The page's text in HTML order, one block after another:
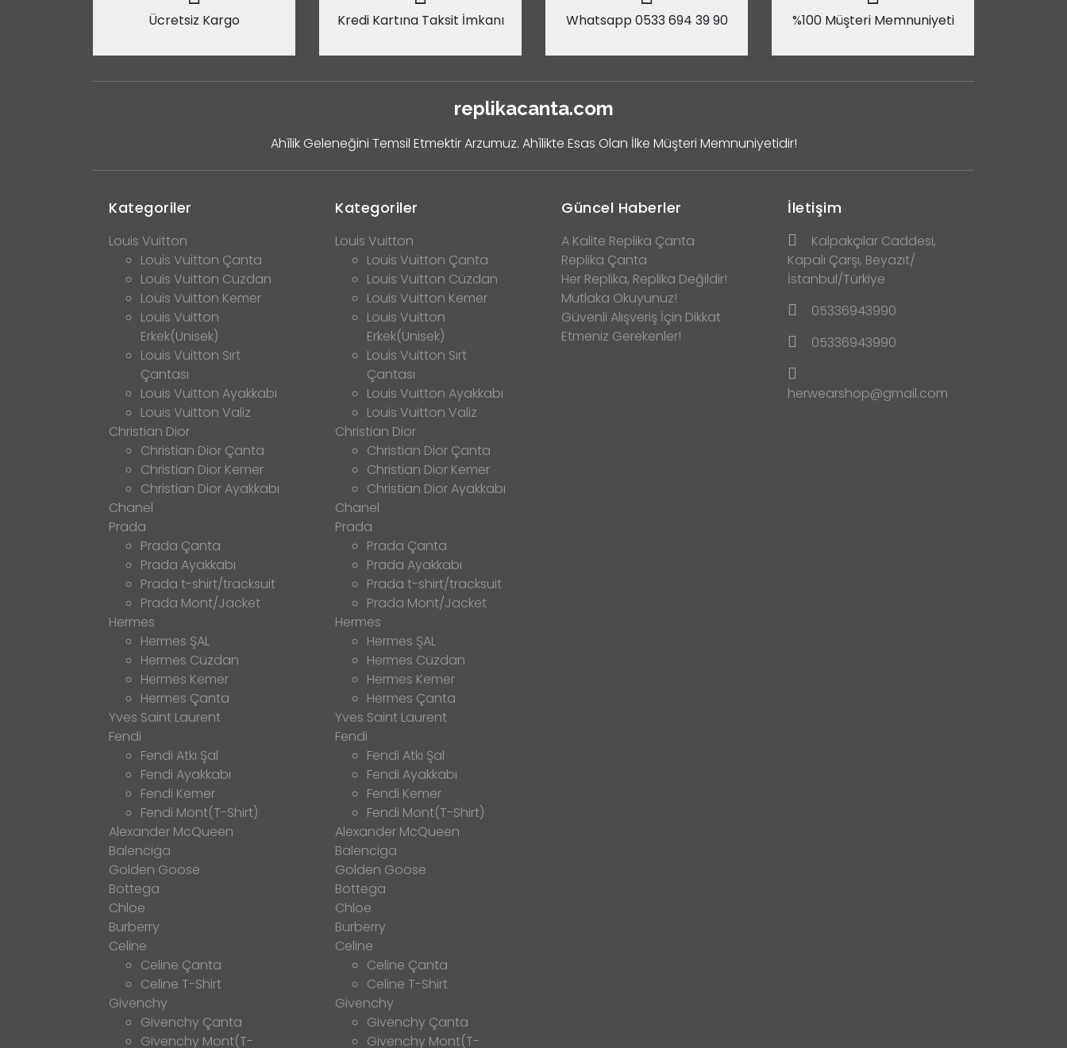
Ücretsiz Kargo Kredi Kartına Taksit İmkanı Whatsapp 0533 694 39 90 %100 Müşteri Memnuniyeti
replikacanta.com
Ahîlik Geleneğini Temsil Etmektir Arzumuz. Ahîlikte Esas Olan İlke Müşteri Memnuniyetidir!
Kategoriler
Louis Vuitton
Louis Vuitton Çanta
Louis Vuitton Cüzdan
Louis Vuitton Kemer
Louis Vuitton
Erkek(Unisek)
Louis Vuitton Sırt
Çantası
Louis Vuitton Ayakkabı
Louis Vuitton Valiz
Christian Dior
Christian Dior Çanta
Christian Dior Kemer
Christian Dior Ayakkabı
Chanel
Prada
Prada Çanta
Prada Ayakkabı
Prada t-shirt/tracksuit
Prada Mont/Jacket
Hermes
Hermes ŞAL
Hermes Cüzdan
Hermes Kemer
Hermes Çanta
Yves Saint Laurent
Fendi
Fendi Atkı Şal
Fendi Ayakkabı
Fendi Kemer
Fendi Mont(T-Shirt)
Alexander McQueen
Balenciga
Golden Goose
Bottega
Chloe
Burberry
Celine
Celine Çanta
Celine T-Shirt
Givenchy
Givenchy Çanta
Givenchy Mont(T-
Kategoriler
Louis Vuitton
Louis Vuitton Çanta
Louis Vuitton Cüzdan
Louis Vuitton Kemer
Louis Vuitton
Erkek(Unisek)
Louis Vuitton Sırt
Çantası
Louis Vuitton Ayakkabı
Louis Vuitton Valiz
Christian Dior
Christian Dior Çanta
Christian Dior Kemer
Christian Dior Ayakkabı
Chanel
Prada
Prada Çanta
Prada Ayakkabı
Prada t-shirt/tracksuit
Prada Mont/Jacket
Hermes
Hermes ŞAL
Hermes Cüzdan
Hermes Kemer
Hermes Çanta
Yves Saint Laurent
Fendi
Fendi Atkı Şal
Fendi Ayakkabı
Fendi Kemer
Fendi Mont(T-Shirt)
Alexander McQueen
Balenciga
Golden Goose
Bottega
Chloe
Burberry
Celine
Celine Çanta
Celine T-Shirt
Givenchy
Givenchy Çanta
Givenchy Mont(T-
Güncel Haberler
A Kalite Replika Çanta
Replika Çanta
Her Replika, Replika Değildir!
Mutlaka Okuyunuz!
Güvenli Alışveriş İçin Dikkat
Etmeniz Gerekenler!
İletişim
Kalpakçılar Caddesi,
Kapalı Çarşı, Beyazıt/
İstanbul/Türkiye
05336943990
05336943990
herwearshop@gmail.com